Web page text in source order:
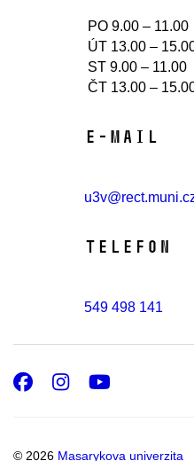
PO 9.00 – 11.00
ÚT 13.00 –
ST 9.00 – 11.00
ČT 13.00 –
E-mail
Telefon
549 498 141
© 2026 Masarykova univerzita
Facebook
Instagram